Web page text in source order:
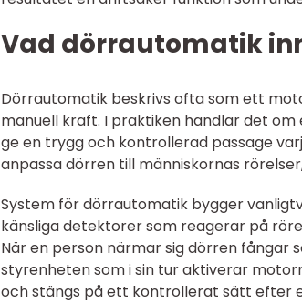
Vad dörrautomatik
Dörrautomatik beskrivs ofta som ett
manuell kraft. I praktiken handlar det
ge en trygg och kontrollerad passage
anpassa dörren till människornas
System för dörrautomatik bygger
känsliga detektorer som reagerar på
När en person närmar sig dörren fångar
styrenheten som i sin tur aktiverar
och stängs på ett kontrollerat sätt efter